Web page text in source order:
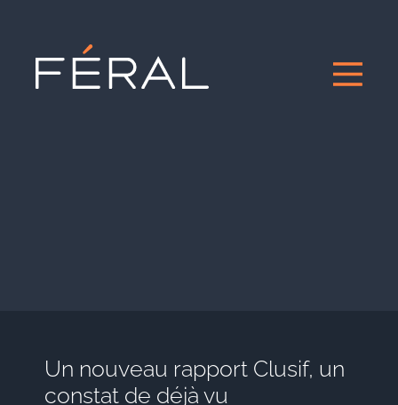
Un nouveau rapport Clusif, un
constat de déjà vu